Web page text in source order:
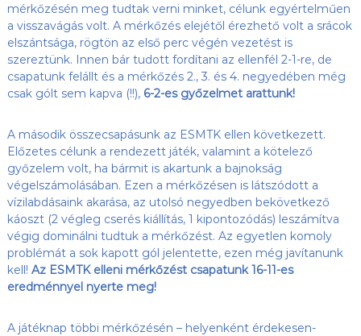
a
p
j
a
mérkőzésén meg tudtak verni minket, célunk egyértelműen
a visszavágás volt. A mérkőzés elejétől érezhető volt a srácok
elszántsága, rögtön az első perc végén vezetést is
szereztünk. Innen bár tudott fordítani az ellenfél 2-1-re, de
csapatunk felállt és a mérkőzés 2., 3. és 4. negyedében még
csak gólt sem kapva (!!), 6-2-es győzelmet arattunk!
A második összecsapásunk az ESMTK ellen következett.
Előzetes célunk a rendezett játék, valamint a kötelező
győzelem volt, ha bármit is akartunk a bajnokság
végelszámolásában. Ezen a mérkőzésen is látszódott a
vízilabdásaink akarása, az utolsó negyedben bekövetkező
káoszt (2 végleg cserés kiállítás, 1 kipontozódás) leszámítva
végig dominálni tudtuk a mérkőzést. Az egyetlen komoly
problémát a sok kapott gól jelentette, ezen még javítanunk
kell! Az ESMTK elleni mérkőzést csapatunk 16-11-es
eredménnyel nyerte meg!
A játéknap többi mérkőzésén – helyenként érdekesen-